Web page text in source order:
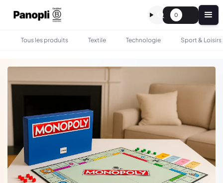
0
Tous les produits Textile Technologie Sport & Loisirs